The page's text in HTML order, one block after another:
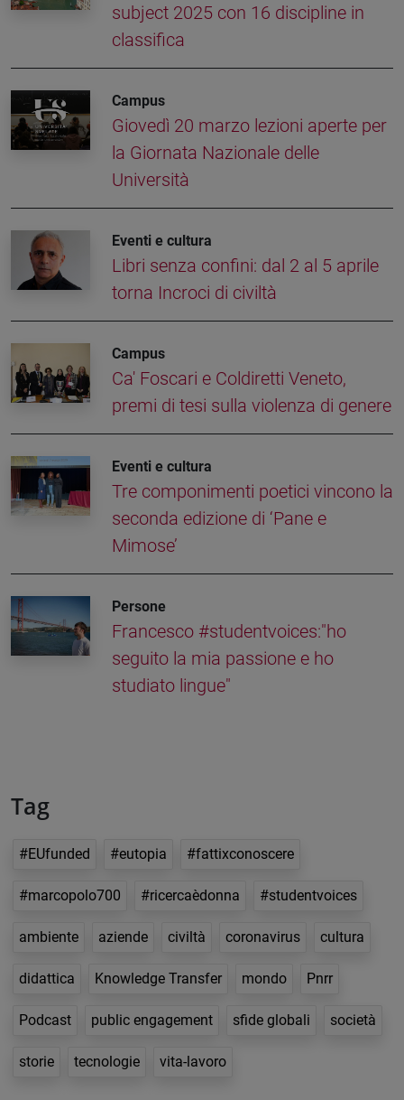
subject 2025 con 16 discipline in
classifica
Campus
Giovedì 20 marzo lezioni aperte per
la Giornata Nazionale delle
Università
Eventi e cultura
Libri senza confini: dal 2 al 5 aprile
torna Incroci di civiltà
Campus
Ca' Foscari e Coldiretti Veneto,
premi di tesi sulla violenza di genere
Eventi e cultura
Tre componimenti poetici vincono la
seconda edizione di ‘Pane e
Mimose’
Persone
Francesco #studentvoices:"ho
seguito la mia passione e ho
studiato lingue"
Tag
#EUfunded #eutopia #fattixconoscere
#marcopolo700 #ricercaèdonna #studentvoices
ambiente aziende civiltà coronavirus cultura
didattica Knowledge Transfer mondo Pnrr
Podcast public engagement sfide globali società
storie tecnologie vita-lavoro